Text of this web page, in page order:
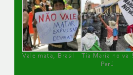
Vale mata, Brasil
Tía María no va !
Perú